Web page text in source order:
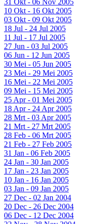
10 Okt - 16 Okt 2005
03 Okt - 09 Okt 2005
18 Jul - 24 Jul 2005
11 Jul - 17 Jul 2005
27 Jun - 03 Jul 2005
06 Jun - 12 Jun 2005
30 Mei - 05 Jun 2005
23 Mei - 29 Mei 2005
16 Mei - 22 Mei 2005
09 Mei - 15 Mei 2005
25 Apr - 01 Mei 2005
18 Apr - 24 Apr 2005
28 Mrt - 03 Apr 2005
21 Mrt - 27 Mrt 2005
28 Feb - 06 Mrt 2005
21 Feb - 27 Feb 2005
31 Jan - 06 Feb 2005
24 Jan - 30 Jan 2005
17 Jan - 23 Jan 2005
10 Jan - 16 Jan 2005
03 Jan - 09 Jan 2005
27 Dec - 02 Jan 2004
20 Dec - 26 Dec 2004
06 Dec - 12 Dec 2004